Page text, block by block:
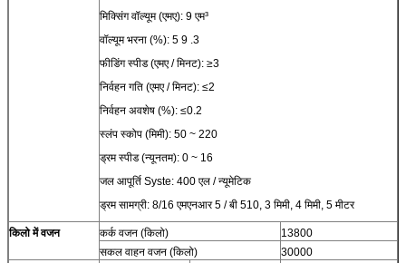
मिक्सिंग वॉल्यूम (एमए): 9 एम³
वॉल्यूम भरना (%): 5 9 .3
फीडिंग स्पीड (एमए / मिनट): ≥3
निर्वहन गति (एमए / मिनट): ≤2
निर्वहन अवशेष (%): ≤0.2
स्लंप स्कोप (मिमी): 50 ~ 220
ड्रम स्पीड (न्यूनतम): 0 ~ 16
जल आपूर्ति Syste: 400 एल / न्यूमेटिक
ड्रम सामग्री: 8/16 एमएनआर 5 / बी 510, 3 मिमी, 4 मिमी, 5 मीटर
किलो में वजन कर्क वजन (किलो)
13800
सकल वाहन वजन (किलो)
30000